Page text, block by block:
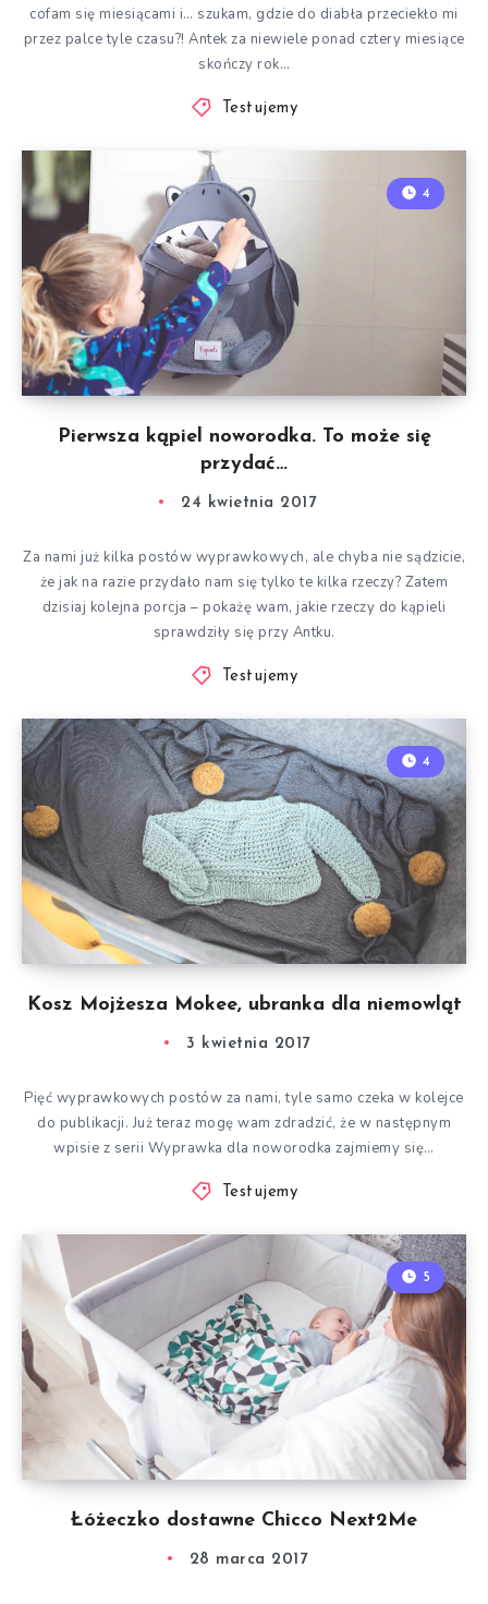
cofam się miesiącami i… szukam, gdzie do diabła przeciekło mi
przez palce tyle czasu?! Antek za niewiele ponad cztery miesiące
skończy rok…
Testujemy
Pierwsza kąpiel noworodka. To może się
przydać…
4
24 kwietnia 2017
Za nami już kilka postów wyprawkowych, ale chyba nie sądzicie,
że jak na razie przydało nam się tylko te kilka rzeczy? Zatem
dzisiaj kolejna porcja – pokażę wam, jakie rzeczy do kąpieli
sprawdziły się przy Antku.
Testujemy
Kosz Mojżesza Mokee, ubranka dla niemowląt
4
3 kwietnia 2017
Pięć wyprawkowych postów za nami, tyle samo czeka w kolejce
do publikacji. Już teraz mogę wam zdradzić, że w następnym
wpisie z serii Wyprawka dla noworodka zajmiemy się…
Testujemy
Łóżeczko dostawne Chicco Next2Me
5
28 marca 2017